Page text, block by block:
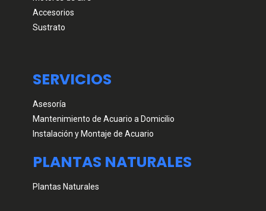
Accesorios
Sustrato
SERVICIOS
Asesoría
Mantenimiento de Acuario a Domicilio
Instalación y Montaje de Acuario
PLANTAS NATURALES
Plantas Naturales